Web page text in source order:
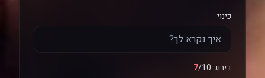
כינוי
דירוג: 7/10